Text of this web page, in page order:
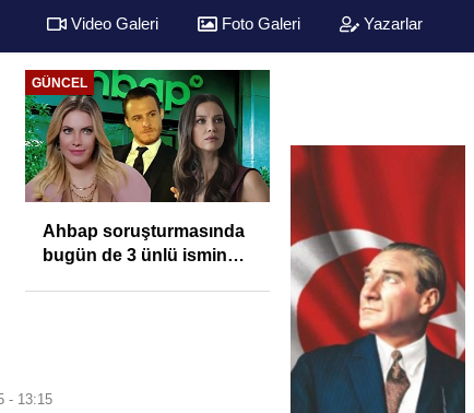
Video Galeri Foto Galeri Yazarlar
EKONOMI
TÜİK Temmuz
enflasyonunu %31,75;
Yüksek Faiz ve
Sıkışıklığı
Reel Sektörde
Konkordato
- 13:15